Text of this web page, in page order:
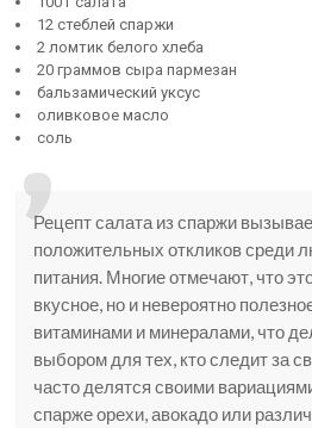
12 стеблей спаржи
2 ломтик белого хлеба
20 граммов сыра пармезан
бальзамический уксус
оливковое масло
соль
Рецепт салата из спаржи
положительных откликов среди
питания. Многие отмечают, что
вкусное, но и невероятно
витаминами и минералами, что
выбором для тех, кто следит за
часто делятся своими
спарже орехи, авокадо или